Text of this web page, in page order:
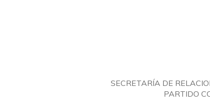
SECRETARÍA DE
PARTIDO